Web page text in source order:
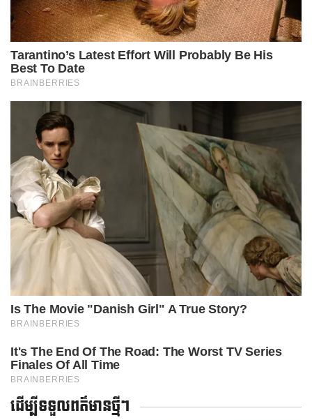
ដើម្បីទទួលពត៌មានថ្មីៗ